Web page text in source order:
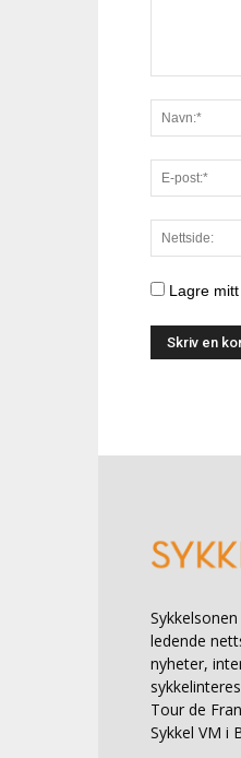
Lagre
ledende
nyheter,
Tour de
Sykkel VM i